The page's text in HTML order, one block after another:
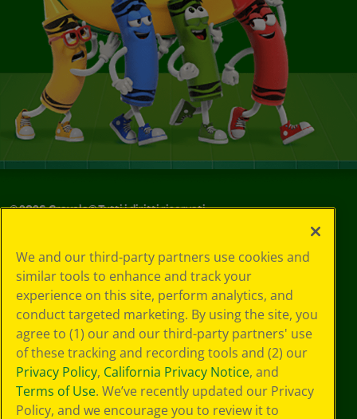
©2026Crayola® Tutti i diritti riservati.
in materia di
privacy
Informativa sulla
privacy
Termini SMS
GDPR
Informativa sulla
privacy di CA
Technologies
Preferenze cookie
We and our third-party partners use cookies and
similar tools to enhance and track your
experience on this site, perform analytics, and
conduct targeted marketing. By using the site, you
agree to (1) our and our third-party partners' use
of these tracking and recording tools and (2) our
Privacy Policy, California Privacy Notice, and
Terms of Use. We’ve recently updated our Privacy
Policy, and we encourage you to review it to